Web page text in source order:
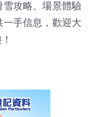
攻略、場景體驗
手信息，歡迎大